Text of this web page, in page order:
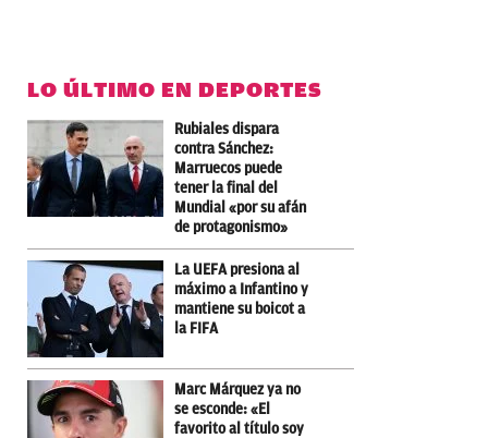
LO ÚLTIMO EN DEPORTES
Rubiales dispara
contra Sánchez:
Marruecos puede
tener la final del
Mundial «por su afán
de protagonismo»
La UEFA presiona al
máximo a Infantino y
mantiene su boicot a
la FIFA
Marc Márquez ya no
se esconde: «El
favorito al título soy